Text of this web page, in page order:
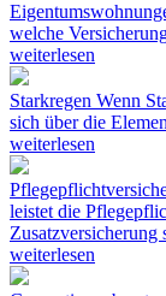
welche
weiterlesen
Starkregen Wenn
sich über die
weiterlesen
leistet die
Zusatzversicherung
weiterlesen